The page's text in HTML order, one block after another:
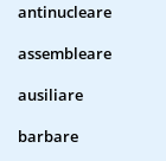
antinucleare
assembleare
ausiliare
barbare